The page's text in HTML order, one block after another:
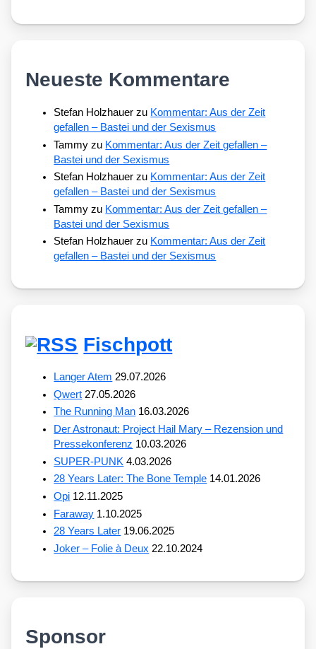
Neueste Kommentare
Stefan Holzhauer zu Kommentar: Aus der Zeit
gefallen – Bastei und der Sexismus
Tammy zu Kommentar: Aus der Zeit gefallen –
Bastei und der Sexismus
Stefan Holzhauer zu Kommentar: Aus der Zeit
gefallen – Bastei und der Sexismus
Tammy zu Kommentar: Aus der Zeit gefallen –
Bastei und der Sexismus
Stefan Holzhauer zu Kommentar: Aus der Zeit
gefallen – Bastei und der Sexismus
Fischpott
Langer Atem 29.07.2026
Qwert 27.05.2026
The Running Man 16.03.2026
Der Astronaut: Project Hail Mary – Rezension und
Pressekonferenz 10.03.2026
SUPER-PUNK 4.03.2026
28 Years Later: The Bone Temple 14.01.2026
Opi 12.11.2025
Faraway 1.10.2025
28 Years Later 19.06.2025
Joker – Folie à Deux 22.10.2024
Sponsor